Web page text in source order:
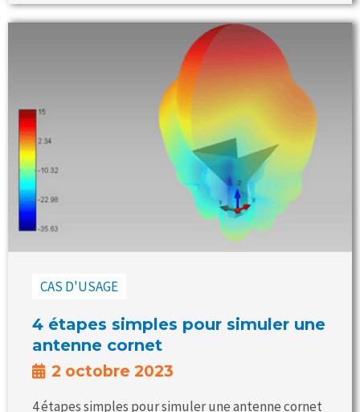
CAS D'USAGE
4 étapes simples pour simuler une
antenne cornet
2 octobre 2023
4 étapes simples pour simuler une antenne cornet